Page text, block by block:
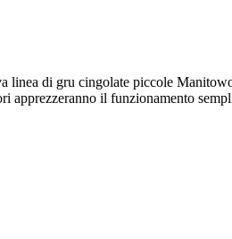
linea di gru cingolate piccole
apprezzeranno il funzionamento